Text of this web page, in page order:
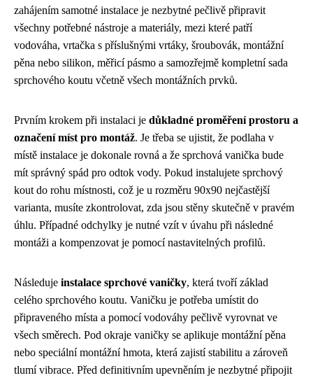
zahájením samotné instalace je nezbytné pečlivě připravit
všechny potřebné nástroje a materiály, mezi které patří
vodováha, vrtačka s příslušnými vrtáky, šroubovák, montážní
pěna nebo silikon, měřicí pásmo a samozřejmě kompletní sada
sprchového koutu včetně všech montážních prvků.
Prvním krokem při instalaci je důkladné proměření prostoru a
označení míst pro montáž. Je třeba se ujistit, že podlaha v
místě instalace je dokonale rovná a že sprchová vanička bude
mít správný spád pro odtok vody. Pokud instalujete sprchový
kout do rohu místnosti, což je u rozměru 90x90 nejčastější
varianta, musíte zkontrolovat, zda jsou stěny skutečně v pravém
úhlu. Případné odchylky je nutné vzít v úvahu při následné
montáži a kompenzovat je pomocí nastavitelných profilů.
Následuje instalace sprchové vaničky, která tvoří základ
celého sprchového koutu. Vaničku je potřeba umístit do
připraveného místa a pomocí vodováhy pečlivě vyrovnat ve
všech směrech. Pod okraje vaničky se aplikuje montážní pěna
nebo speciální montážní hmota, která zajistí stabilitu a zároveň
tlumí vibrace. Před definitivním upevněním je nezbytné připojit